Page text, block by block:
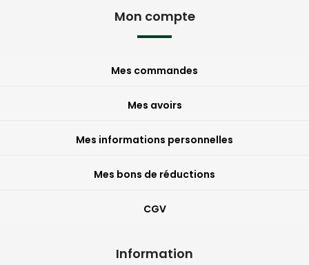
Mon compte
Mes commandes
Mes avoirs
Mes informations personnelles
Mes bons de réductions
CGV
Information